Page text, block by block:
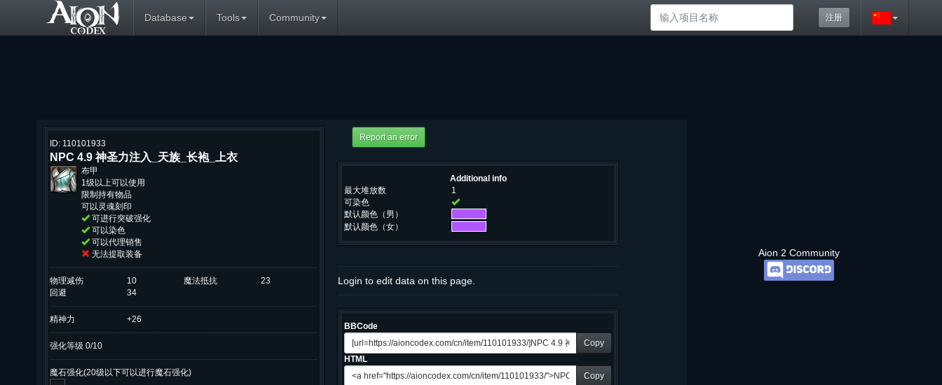
Database Tools Community 注册
Aion 2 Community
ID: 110101933
NPC 4.9 神圣力注入_天族_长袍_上衣
布甲
1级以上可以使用
限制持有物品
可以灵魂刻印
可进行突破强化
可以染色
可以代理销售
无法提取装备
物理减伤 10 魔法抵抗
23
回避
34
精神力 +26
强化等级 0/10
魔石强化(20级以下可以进行魔石强化)
Additional info
最大堆放数
1
可染色
默认颜色（男）
默认颜色（女）
Login to edit data on this page.
BBCode
Copy
HTML
Copy